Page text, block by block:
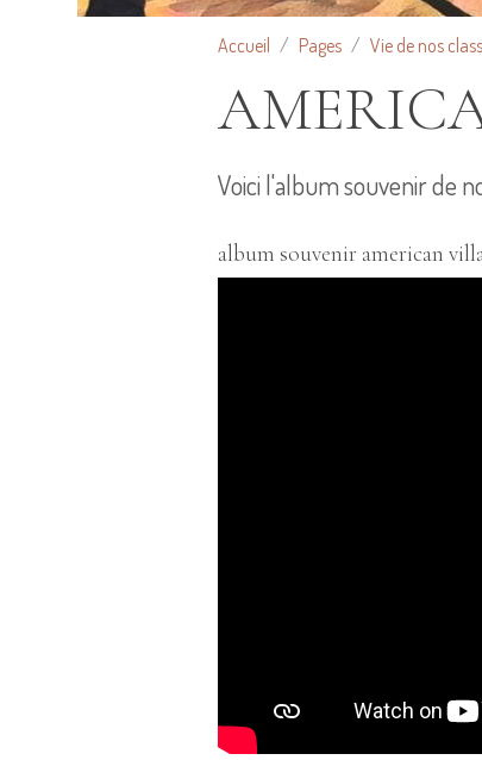
Accueil Pages Vie de nos
Voici l'album souvenir de
album souvenir american